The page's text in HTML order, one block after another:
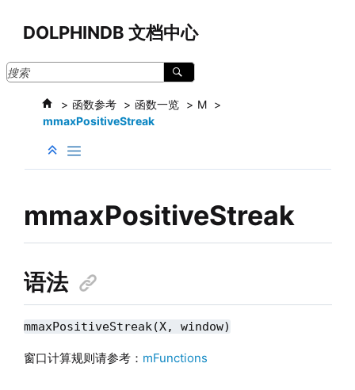
DOLPHINDB 文档中心
函数参考 函数一览
M
mmaxPositiveStreak
mmaxPositiveStreak
语法
mmaxPositiveStreak(X, window)
窗口计算规则请参考： mFunctions